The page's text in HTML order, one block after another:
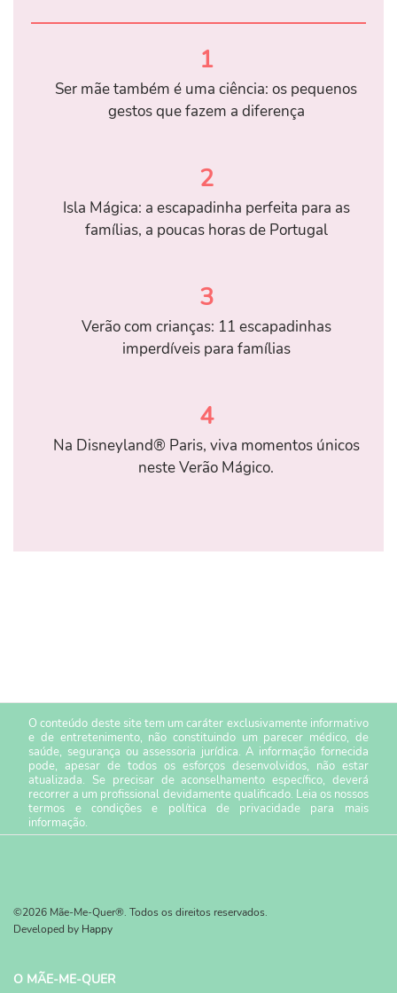
1
Ser mãe também é uma ciência: os pequenos
gestos que fazem a diferença
2
Isla Mágica: a escapadinha perfeita para as
famílias, a poucas horas de Portugal
3
Verão com crianças: 11 escapadinhas
imperdíveis para famílias
4
Na Disneyland® Paris, viva momentos únicos
neste Verão Mágico.
O conteúdo deste site tem um caráter exclusivamente informativo
e de entretenimento, não constituindo um parecer médico, de
saúde, segurança ou assessoria jurídica. A informação fornecida
pode, apesar de todos os esforços desenvolvidos, não estar
atualizada. Se precisar de aconselhamento específico, deverá
recorrer a um profissional devidamente qualificado. Leia os nossos
termos e condiçõese política de privacidade para mais
informação.
©2026 Mãe-Me-Quer®. Todos os direitos reservados.
Developed by Happy
O MÃE-ME-QUER